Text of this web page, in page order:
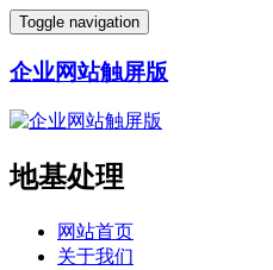
Toggle navigation
企业网站触屏版
地基处理
网站首页
关于我们